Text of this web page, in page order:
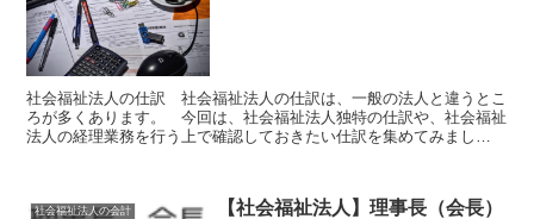
社会福祉法人の仕訳 社会福祉法人の仕訳は、一般の法人と違うとこ
ろが多くあります。 今回は、社会福祉法人独特の仕訳や、社会福祉
法人の経理業務を行う上で確認しておきたい仕訳を集めてみまし
社会福祉法人の会計
【社会福祉法人】理事長（会長）